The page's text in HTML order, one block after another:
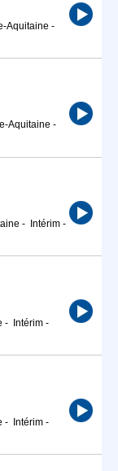
Aquitaine -
Aquitaine -
- Intérim -
- Intérim -
- Intérim -